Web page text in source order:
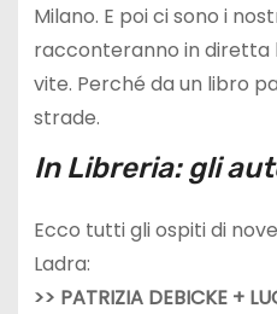
Milano. E poi ci sono i
racconteranno in diretta
vite. Perché da un libro
strade.
In Libreria: gli
Ecco tutti gli ospiti di
Ladra:
>> PATRIZIA DEBICKE +